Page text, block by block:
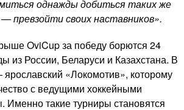
однажды добиться таких же
превзойти своих наставников».
OviCup за победу борются 24
из России, Беларуси и Казахстана. В
ярославский «Локомотив», которому
с ведущими хоккейными
Именно такие турниры становятся